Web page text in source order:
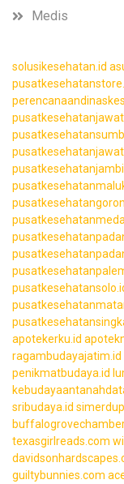
Medis
solusikesehatan.id
apotekerku.id
ragambudayajatim.id
penikmatbudaya.id
sribudaya.id
texasgirlreads.com
guiltybunnies.com